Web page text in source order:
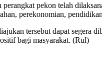
pekon telah
perekonomian,
tersebut dapat segera
bagi masyarakat. (Rul)